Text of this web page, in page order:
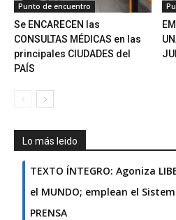
Punto de encuentro
Se ENCARECEN las
CONSULTAS MÉDICAS en las
principales CIUDADES del
PAÍS
Lo más leido
TEXTO ÍNTEGRO: Agoniza
el MUNDO; emplean el
PRENSA